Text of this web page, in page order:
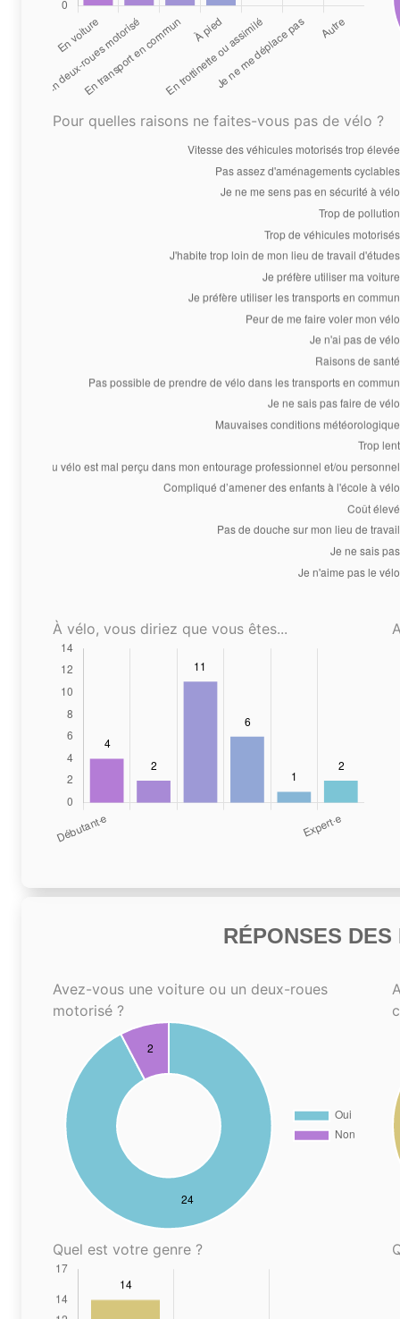
Pour quelles raisons ne faites-vous pas de vélo ?
À vélo, vous diriez que vous êtes...
RÉPONSES
Avez-vous une voiture ou un deux-roues
motorisé ?
Quel est votre genre ?